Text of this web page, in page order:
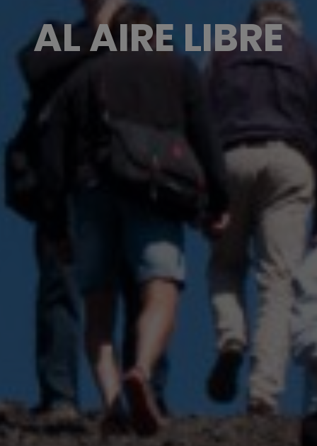
AL AIRE LIBRE